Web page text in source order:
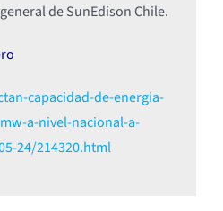
de SunEdison Chile.
capacidad-de-energia-
a-nivel-nacional-a-
24/214320.html